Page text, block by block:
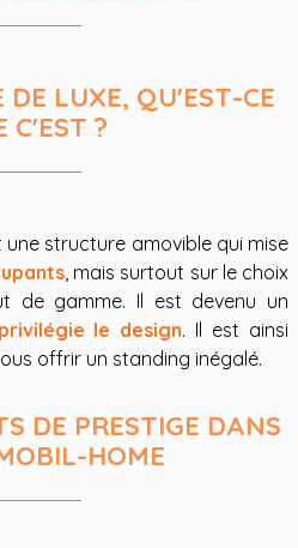
LUXE, QU'EST-CE
C'EST ?
une structure amovible qui mise
, mais surtout sur le choix
de gamme. Il est devenu un
privilégie le design. Il est ainsi
offrir un standing inégalé.
DE PRESTIGE DANS
HOME